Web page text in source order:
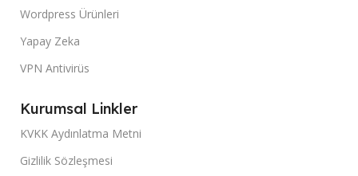
Wordpress Ürünleri
Yapay Zeka
VPN Antivirüs
Kurumsal Linkler
KVKK Aydınlatma Metni
Gizlilik Sözleşmesi